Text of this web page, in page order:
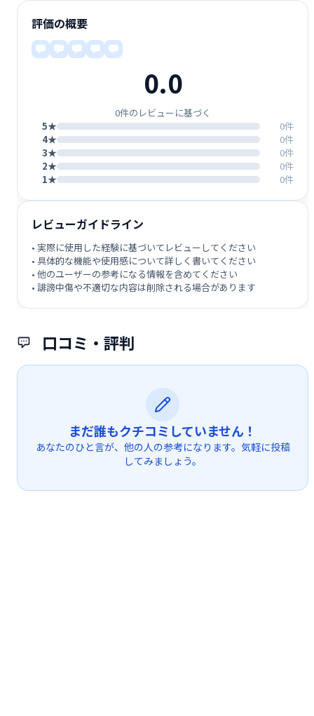
口コミ・評判
まだ誰もクチコミしていません！
あなたのひと言が、他の人の参考になります。気軽に投稿
してみましょう。
評価の概要
0.0
0件のレビューに基づく
5★
0件
4★
0件
3★
0件
2★
0件
1★
0件
レビューガイドライン
• 実際に使用した経験に基づいてレビューしてください
• 具体的な機能や使用感について詳しく書いてください
• 他のユーザーの参考になる情報を含めてください
• 誹謗中傷や不適切な内容は削除される場合があります